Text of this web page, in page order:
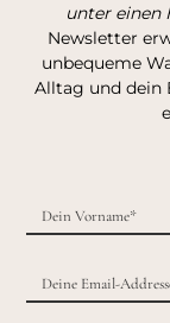
unter einen
Newsletter
unbequeme
Alltag und dein